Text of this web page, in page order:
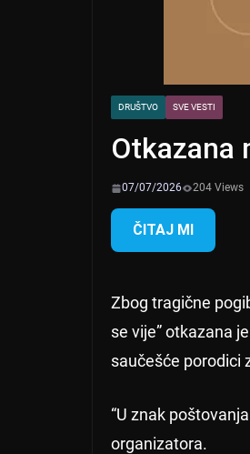
DRUŠTVO SVE VESTI
Otkazana
07/07/2026 204 Views
ČITAJ MI
Zbog tragične
se vije” otkazana
saučešće porodici
“U znak
organizatora.